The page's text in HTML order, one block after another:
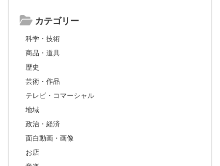
カテゴリー
科学・技術
商品・道具
歴史
芸術・作品
テレビ・コマーシャル
地域
政治・経済
面白動画・画像
お店